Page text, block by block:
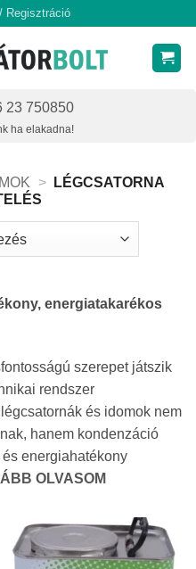
Regisztráció
23 750850
ha elakadna!
>
LÉGCSATORNA
energiatakarékos
szerepet játszik
rendszer
és idomok nem
hanem kondenzáció
energiahatékony
OLVASOM